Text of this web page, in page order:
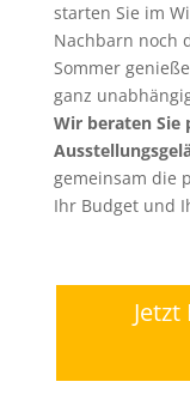
starten Sie im
Nachbarn noch
Sommer
ganz
Wir beraten Sie
gemeinsam die
Ihr Budget und